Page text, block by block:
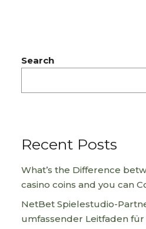
Search
Recent Posts
What’s the Difference
casino coins and you can
NetBet Spielestudio-
umfassender Leitfaden